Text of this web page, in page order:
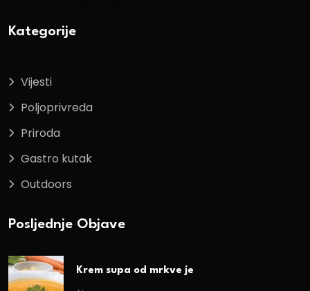
Kategorije
Vijesti
Poljoprivreda
Priroda
Gastro kutak
Outdoors
Posljednje Objave
Krem supa od mrkve je